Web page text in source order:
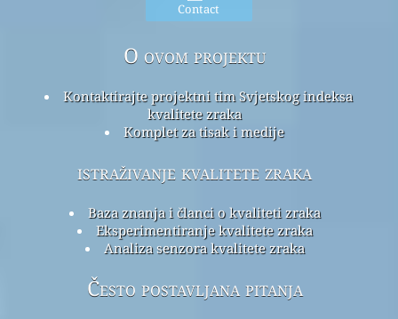
Contact
O ovom projektu
Kontaktirajte projektni tim Svjetskog indeksa
kvalitete zraka
Komplet za tisak i medije
istraživanje kvalitete zraka
Baza znanja i članci o kvaliteti zraka
Eksperimentiranje kvalitete zraka
Analiza senzora kvalitete zraka
Često postavljana pitanja